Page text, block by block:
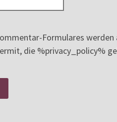
Formulares werden
die %privacy_policy%